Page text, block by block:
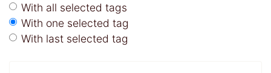
With all selected tags
With one selected tag
With last selected tag